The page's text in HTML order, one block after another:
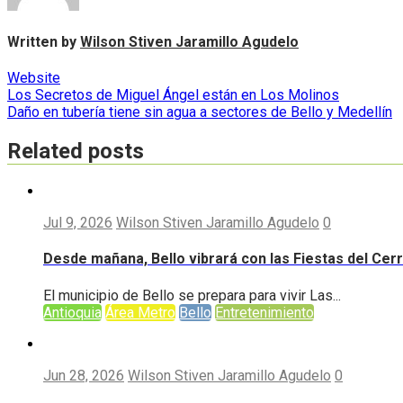
Written by Wilson Stiven Jaramillo Agudelo
Website
Navegación
de
entradas
Los Secretos de Miguel Ángel están en Los Molinos
Daño en tubería tiene sin agua a sectores de Bello y Medellín
Related posts
Jul 9, 2026 Wilson Stiven Jaramillo Agudelo 0
Desde mañana, Bello vibrará con las Fiestas del
El municipio de Bello se prepara para vivir Las...
Antioquia Área Metro Bello Entretenimiento
Jun 28, 2026 Wilson Stiven Jaramillo Agudelo 0